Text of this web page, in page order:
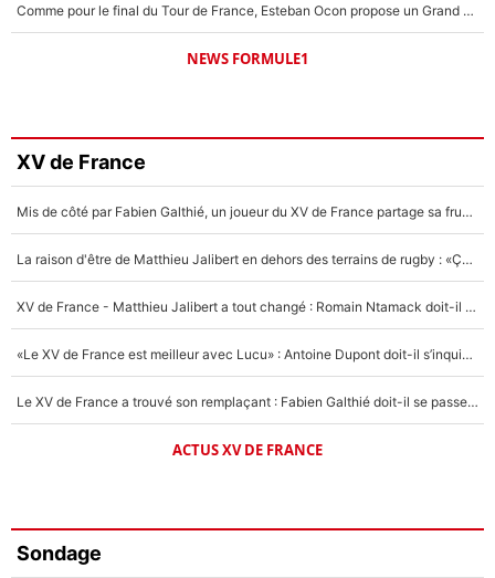
Comme pour le final du Tour de France, Esteban Ocon propose un Grand Prix de Formule 1 à Paris : «Autour de l’Arc de Triomphe, ce serait génial» !
NEWS FORMULE1
XV de France
Mis de côté par Fabien Galthié, un joueur du XV de France partage sa frustration : «ils ne me l’ont pas dit tout de suite»
La raison d'être de Matthieu Jalibert en dehors des terrains de rugby : «Ça m'atteint autant que si tu touches à un membre de ma famille»
XV de France - Matthieu Jalibert a tout changé : Romain Ntamack doit-il s’inquiéter pour sa place à un an de la Coupe du monde ?
«Le XV de France est meilleur avec Lucu» : Antoine Dupont doit-il s’inquiéter pour sa place ?
Le XV de France a trouvé son remplaçant : Fabien Galthié doit-il se passer d'Antoine Dupont ?
ACTUS XV DE FRANCE
Sondage